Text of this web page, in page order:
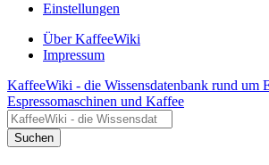
Einstellungen
Über KaffeeWiki
Impressum
KaffeeWiki - die Wissensdatenbank rund um
Espressomaschinen und Kaffee
Suchen